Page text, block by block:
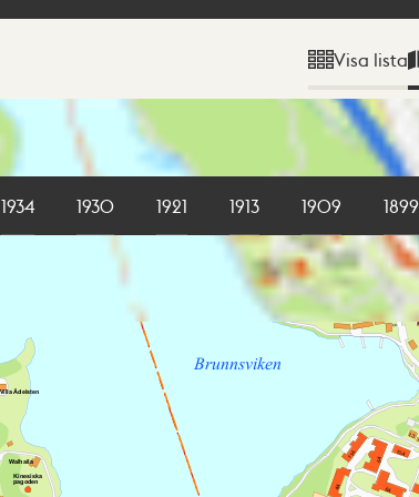
Visa lista
1934 1930 1921 1913 1909 1899